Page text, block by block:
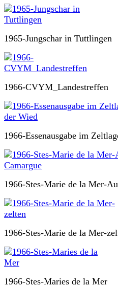
1965-Jungschar in Tuttlingen
1966-CVYM_Landestreffen
1966-Essenausgabe im
1966-Stes-Marie de la Mer-
1966-Stes-Marie de la Mer-
1966-Stes-Maries de la Mer